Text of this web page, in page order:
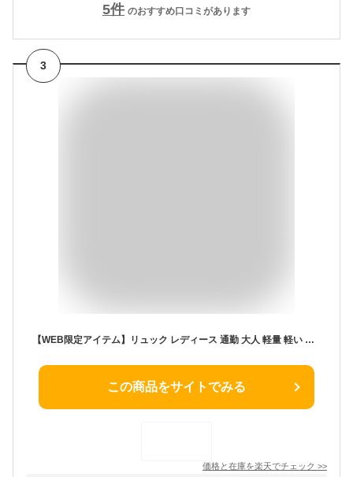
5件 のおすすめ口コミがあります
3
【WEB限定アイテム】リュック レディース 通勤 大人 軽量 軽い 仕事 旅行 メンズ ビジネス ビジネスリュック PC パソコン 収納 a4 軽量 ポケット 多い きれいめ 大容量 薄型 おしゃれ かわいい 通学 女性 女子 男性 20代 30代 40代 50代 60代 moz モズ 人気 ブランド ZZBK-01
この商品をサイトでみる
価格と在庫を楽天でチェック >>